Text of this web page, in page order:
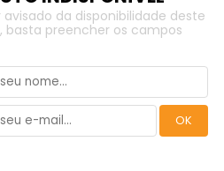
avisado da disponibilidade deste
basta preencher os campos